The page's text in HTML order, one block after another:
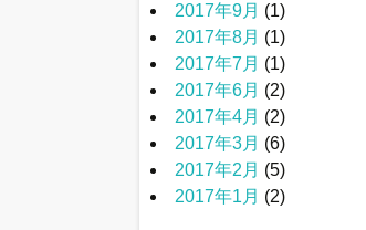
2017年9月 (1)
2017年8月 (1)
2017年7月 (1)
2017年6月 (2)
2017年4月 (2)
2017年3月 (6)
2017年2月 (5)
2017年1月 (2)